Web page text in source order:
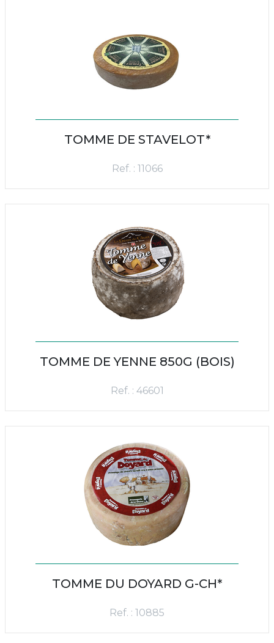
TOMME DE STAVELOT*
Ref. : 11066
TOMME DE YENNE 850G (BOIS)
Ref. : 46601
TOMME DU DOYARD G-CH*
Ref. : 10885